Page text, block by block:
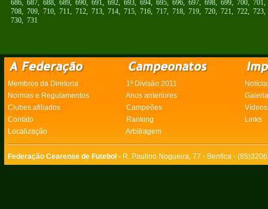
686, 687, 688, 689, 690, 691, 692, 693, 694, 695, 696, 697, 698, 699, 700, 701
708, 709, 710, 711, 712, 713, 714, 715, 716, 717, 718, 719, 720, 721, 722, 723
730, 731
Membros da Diretoria 1ª Divisão 2011
Normas e Regulamentos
Anos anteriores
Clubes afiliados
Campeões
Vídeos
Contato
Ranking
Links
Localização
Arbitragem
Federação Cearense de Futebol - R. Paulino Nogueira, 77 - Benfica -